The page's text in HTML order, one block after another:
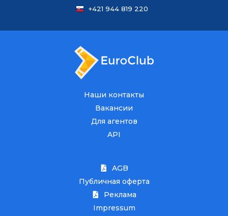
+421 944 819 220
Наши контакты
Вакансии
Для агентов
API
AGB
Публичная оферта
Реклама
Impressum